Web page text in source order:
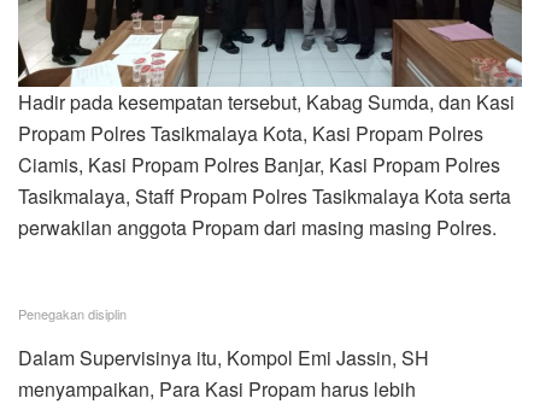
Hadir pada kesempatan tersebut, Kabag Sumda, dan Kasi
Propam Polres Tasikmalaya Kota, Kasi Propam Polres
Ciamis, Kasi Propam Polres Banjar, Kasi Propam Polres
Tasikmalaya, Staff Propam Polres Tasikmalaya Kota serta
perwakilan anggota Propam dari masing masing Polres.
Penegakan disiplin
Dalam Supervisinya itu, Kompol Emi Jassin, SH
menyampaikan, Para Kasi Propam harus lebih